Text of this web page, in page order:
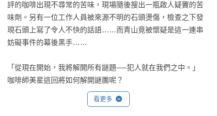
評的咖啡出現不尋常的苦味，現場隨後搜出一瓶啟人疑竇的苦
味劑。另有一位工作人員被來源不明的石頭燙傷，檢查之下發
現石頭上寫了令人不快的話語……而青山竟被懷疑是這一連串
妨礙事件的幕後黑手……
「從現在開始，我將解開所有謎題──犯人就在我們之中。」
咖啡師美星這回將如何解開謎團呢？
看更多